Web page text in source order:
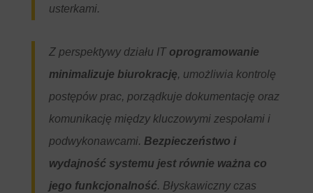
usterkami.
Z perspektywy działu IT oprogramowanie
minimalizuje biurokrację, umożliwia kontrolę
postępów prac, porządkuje dokumentację oraz
komunikację między kluczowymi zespołami i
podwykonawcami. Bezpieczeństwo i
wydajność systemu jest równie ważna co
jego funkcjonalność. Błyskawiczny czas